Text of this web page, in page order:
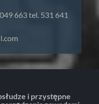
663 tel. 531 641
i przystępne